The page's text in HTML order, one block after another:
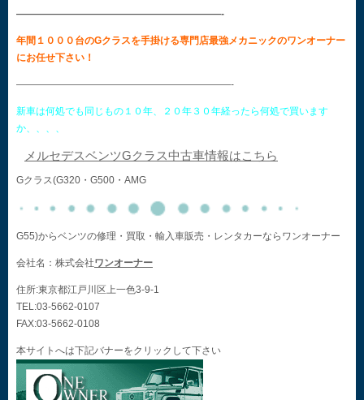
—————————————————————-
年間１０００台のGクラスを手掛ける専門店最強メカニックのワンオーナー
にお任せ下さい！
——————————————————————-
新車は何処でも同じもの１０年、２０年３０年経ったら何処で買います
か、、、、
メルセデスベンツGクラス中古車情報はこちら
Gクラス(G320・G500・AMG
G55)からベンツの修理・買取・輸入車販売・レンタカーならワンオーナー
会社名：株式会社ワンオーナー
住所:東京都江戸川区上一色3-9-1
TEL:03-5662-0107
FAX:03-5662-0108
本サイトへは下記バナーをクリックして下さい